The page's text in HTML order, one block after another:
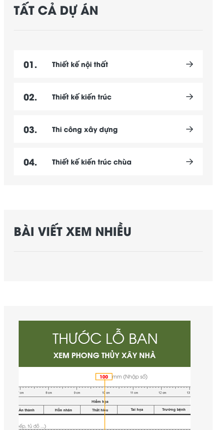
TẤT CẢ DỰ ÁN
01. Thiết kế nội thất
02. Thiết kế kiến trúc
03. Thi công xây dựng
04. Thiết kế kiến trúc chùa
BÀI VIẾT XEM NHIỀU